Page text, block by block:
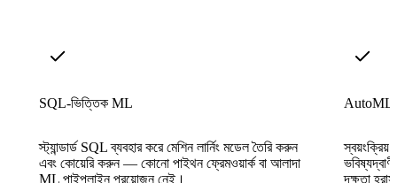
SQL-ভিত্তিক ML
স্ট্যান্ডার্ড SQL ব্যবহার করে মেশিন লার্নিং মডেল তৈরি করুন
এবং কোয়েরি করুন — কোনো পাইথন ফ্রেমওয়ার্ক বা আলাদা
ML পাইপলাইন প্রয়োজন নেই।
AutoML
স্বয়ংক্রিয়
দক্ষতা